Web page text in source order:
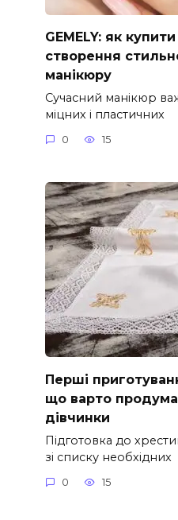
GEMELY: як
створення
манікюру
Сучасний манікюр
міцних і пластичних
0 15
Перші
що варто
дівчинки
Підготовка до
зі списку необхідних
0 15